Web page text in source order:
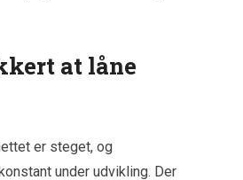
at låne
er steget, og
under udvikling. Der